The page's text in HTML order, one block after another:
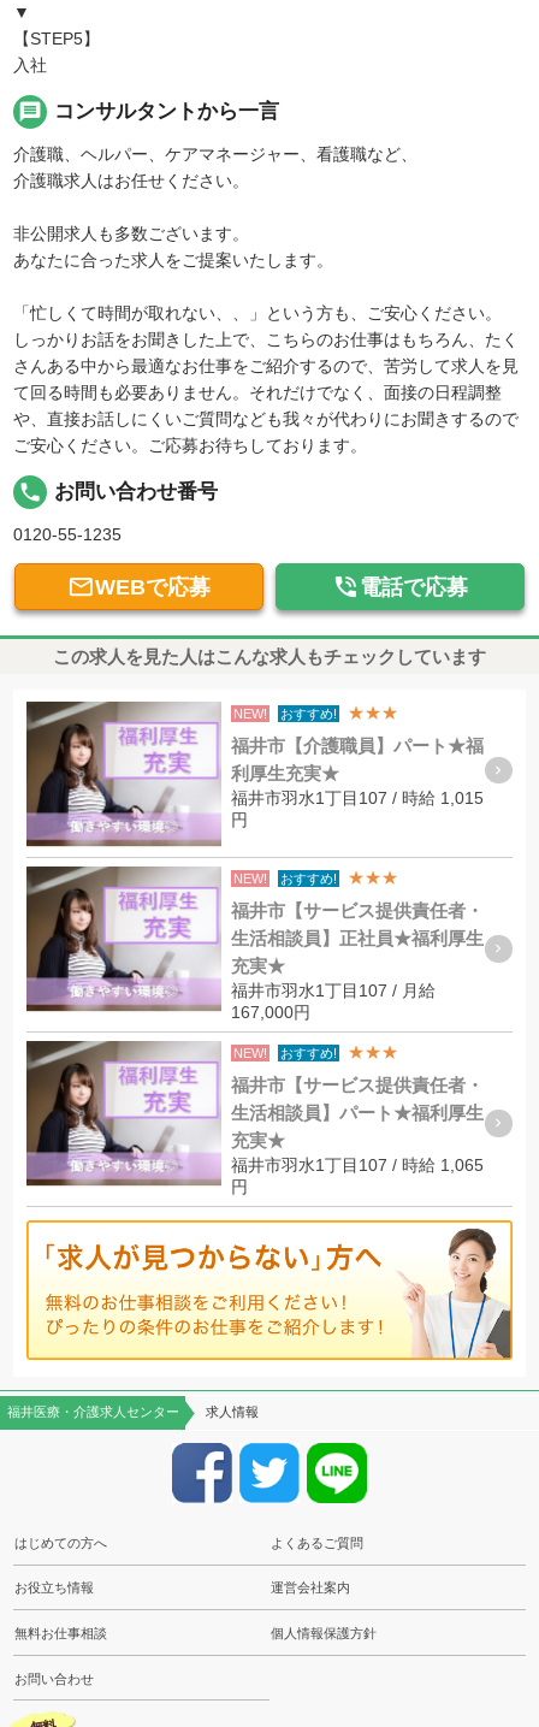
▼
【STEP5】
入社
message コンサルタントから一言
介護職、ヘルパー、ケアマネージャー、看護職など、
介護職求人はお任せください。
非公開求人も多数ございます。
あなたに合った求人をご提案いたします。
「忙しくて時間が取れない、、」という方も、ご安心ください。
しっかりお話をお聞きした上で、こちらのお仕事はもちろん、たく
さんある中から最適なお仕事をご紹介するので、苦労して求人を見
て回る時間も必要ありません。それだけでなく、面接の日程調整
や、直接お話しにくいご質問なども我々が代わりにお聞きするので
ご安心ください。ご応募お待ちしております。
local_phone お問い合わせ番号
0120-55-1235
WEBで応募  電話で応募
この求人を見た人はこんな求人もチェックしています
NEW! おすすめ! ★★★
福井市【介護職員】パート★福
利厚生充実★
福井市羽水1丁目107 / 時給 1,015
円
NEW! おすすめ! ★★★
福井市【サービス提供責任者・
生活相談員】正社員★福利厚生
充実★
福井市羽水1丁目107 / 月給
167,000円
NEW! おすすめ! ★★★
福井市【サービス提供責任者・
生活相談員】パート★福利厚生
充実★
福井市羽水1丁目107 / 時給 1,065
円
福井医療・介護求人センター 求人情報
はじめての方へ よくあるご質問
お役立ち情報 運営会社案内
無料お仕事相談 個人情報保護方針
お問い合わせ